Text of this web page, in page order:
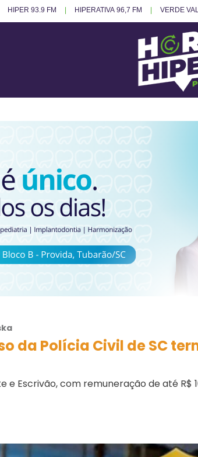
HIPER 93.9 FM HIPERATIVA 96,7 FM VERDE
da Polícia Civil de SC
Escrivão, com remuneração de até R$